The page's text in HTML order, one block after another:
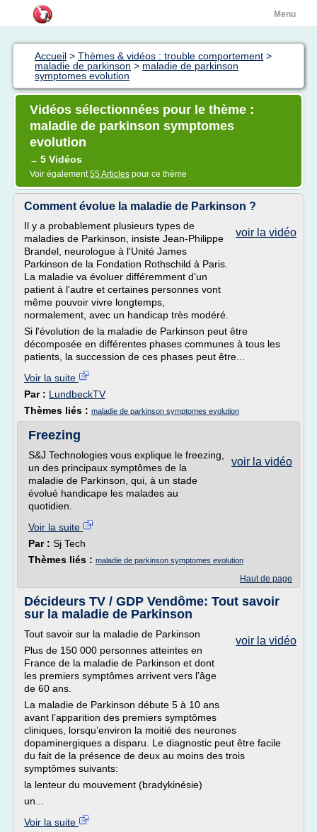
Menu
Accueil > Thèmes & vidéos : trouble comportement >
maladie de parkinson > maladie de parkinson
symptomes evolution
Vidéos sélectionnées pour le thème :
maladie de parkinson symptomes
evolution
→ 5 Vidéos
Voir également55 Articles pour ce thème
Comment évolue la maladie de Parkinson ?
voir la vidéo
Il y a probablement plusieurs types de
maladies de Parkinson, insiste Jean-Philippe
Brandel, neurologue à l'Unité James
Parkinson de la Fondation Rothschild à Paris.
La maladie va évoluer différemment d'un
patient à l'autre et certaines personnes vont
même pouvoir vivre longtemps,
normalement, avec un handicap très modéré.
Si l'évolution de la maladie de Parkinson peut être
décomposée en différentes phases communes à tous les
patients, la succession de ces phases peut être...
Voir la suite
Par : LundbeckTV
Thèmes liés : maladie de parkinson symptomes evolution
Freezing
voir la vidéo
S&J Technologies vous explique le freezing,
un des principaux symptômes de la
maladie de Parkinson, qui, à un stade
évolué handicape les malades au
quotidien.
Voir la suite
Par : Sj Tech
Thèmes liés : maladie de parkinson symptomes evolution
Haut de page
Décideurs TV / GDP Vendôme: Tout savoir
sur la maladie de Parkinson
voir la vidéo
Tout savoir sur la maladie de Parkinson
Plus de 150 000 personnes atteintes en
France de la maladie de Parkinson et dont
les premiers symptômes arrivent vers l’âge
de 60 ans.
La maladie de Parkinson débute 5 à 10 ans
avant l’apparition des premiers symptômes
cliniques, lorsqu’environ la moitié des neurones
dopaminergiques a disparu. Le diagnostic peut être facile
du fait de la présence de deux au moins des trois
symptômes suivants:
la lenteur du mouvement (bradykinésie)
un...
Voir la suite